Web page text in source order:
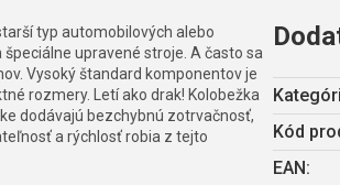
typ automobilových alebo
upravené stroje. A často sa
Vysoký štandard komponentov je
rozmery. Letí ako drak! Kolobežka
dodávajú bezchybnú zotrvačnosť,
a rýchlosť robia z tejto
Kód
EAN :